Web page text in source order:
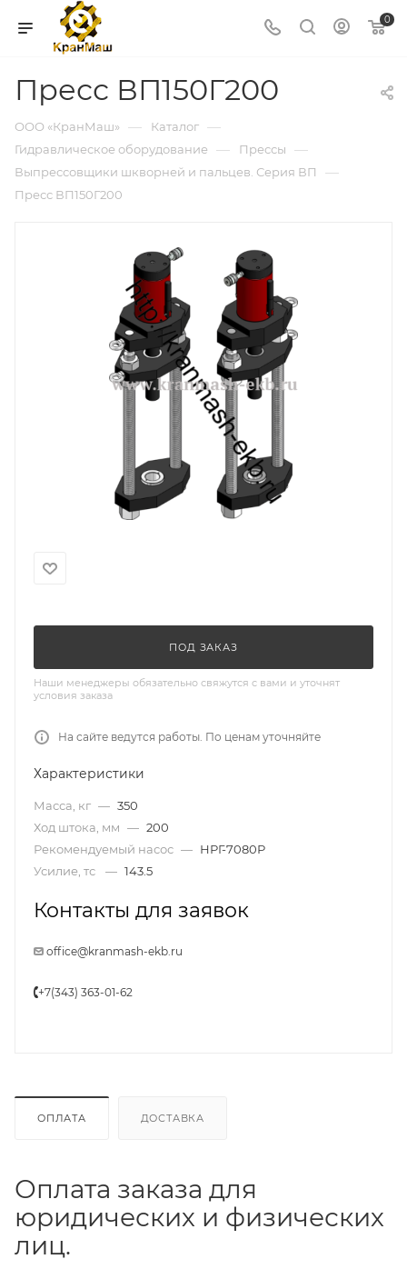
0
Пресс ВП150Г200
ООО «КранМаш» — Каталог —
Гидравлическое оборудование — Прессы —
Выпрессовщики шкворней и пальцев. Серия ВП —
Пресс ВП150Г200
ПОД ЗАКАЗ
Наши менеджеры обязательно свяжутся с вами и уточнят
условия заказа
На сайте ведутся работы. По ценам уточняйте
Характеристики
Масса, кг — 350
Ход штока, мм — 200
Рекомендуемый насос — НРГ-7080Р
Усилие, тс
— 143.5
Контакты для заявок
office@kranmash-ekb.ru
+7(343) 363-01-62
ОПЛАТА ДОСТАВКА
Оплата заказа для
юридических и физических
лиц.